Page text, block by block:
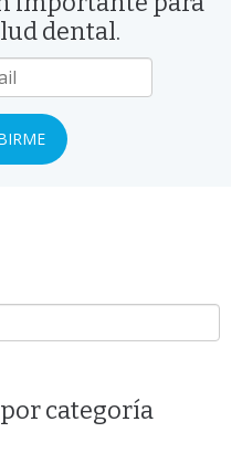
dental.
categoría